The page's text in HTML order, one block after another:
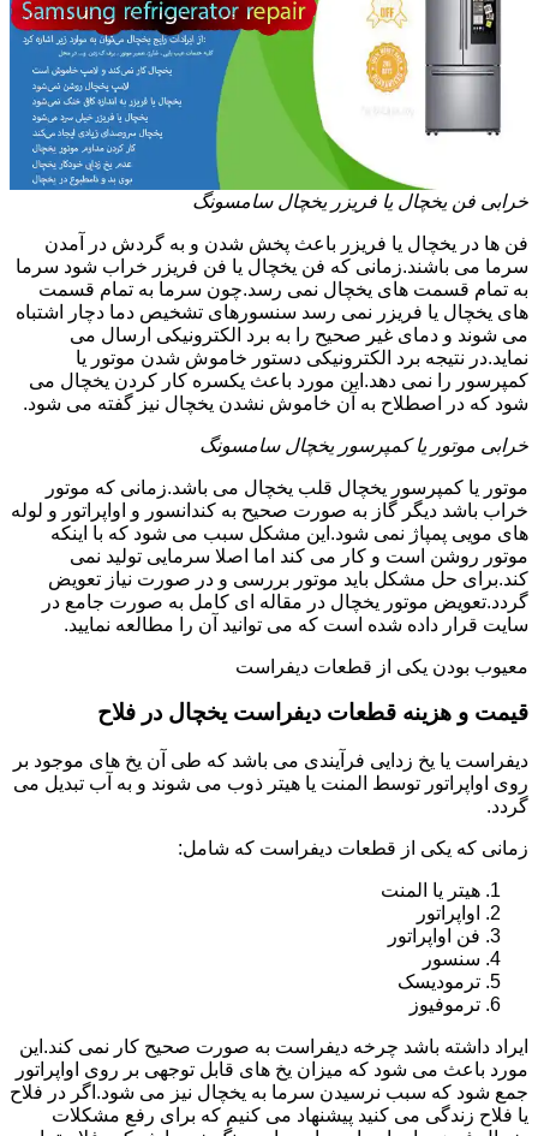
خرابی فن یخچال یا فریزر یخچال سامسونگ
فن ها در یخچال یا فریزر باعث پخش شدن و به گردش در آمدن
سرما می باشند.زمانی که فن یخچال یا فن فریزر خراب شود سرما
به تمام قسمت های یخچال نمی رسد.چون سرما به تمام قسمت
های یخچال یا فریزر نمی رسد سنسورهای تشخیص دما دچار اشتباه
می شوند و دمای غیر صحیح را به برد الکترونیکی ارسال می
نماید.در نتیجه برد الکترونیکی دستور خاموش شدن موتور یا
کمپرسور را نمی دهد.این مورد باعث یکسره کار کردن یخچال می
شود که در اصطلاح به آن خاموش نشدن یخچال نیز گفته می شود.
خرابی موتور یا کمپرسور یخچال سامسونگ
موتور یا کمپرسور یخچال قلب یخچال می باشد.زمانی که موتور
خراب باشد دیگر گاز به صورت صحیح به کندانسور و اواپراتور و لوله
های مویی پمپاژ نمی شود.این مشکل سبب می شود که با اینکه
موتور روشن است و کار می کند اما اصلا سرمایی تولید نمی
کند.برای حل مشکل باید موتور بررسی و در صورت نیاز تعویض
گردد.تعویض موتور یخچال در مقاله ای کامل به صورت جامع در
سایت قرار داده شده است که می توانید آن را مطالعه نمایید.
معیوب بودن یکی از قطعات دیفراست
قیمت و هزینه قطعات دیفراست یخچال در فلاح
دیفراست یا یخ زدایی فرآیندی می باشد که طی آن یخ های موجود بر
روی اواپراتور توسط المنت یا هیتر ذوب می شوند و به آب تبدیل می
گردد.
زمانی که یکی از قطعات دیفراست که شامل:
هیتر یا المنت
اواپراتور
فن اواپراتور
سنسور
ترمودیسک
ترموفیوز
ایراد داشته باشد چرخه دیفراست به صورت صحیح کار نمی کند.این
مورد باعث می شود که میزان یخ های قابل توجهی بر روی اواپراتور
جمع شود که سبب نرسیدن سرما به یخچال نیز می شود.اگر در فلاح
یا فلاح زندگی می کنید پیشنهاد می کنیم که برای رفع مشکلات